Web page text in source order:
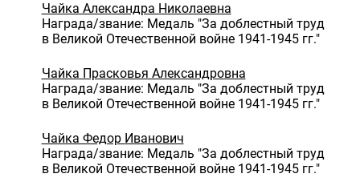
Чайка Александра Николаевна
Награда/звание: Медаль "За доблестный труд
в Великой Отечественной войне 1941-1945 гг."
Чайка Прасковья Александровна
Награда/звание: Медаль "За доблестный труд
в Великой Отечественной войне 1941-1945 гг."
Чайка Федор Иванович
Награда/звание: Медаль "За доблестный труд
в Великой Отечественной войне 1941-1945 гг."